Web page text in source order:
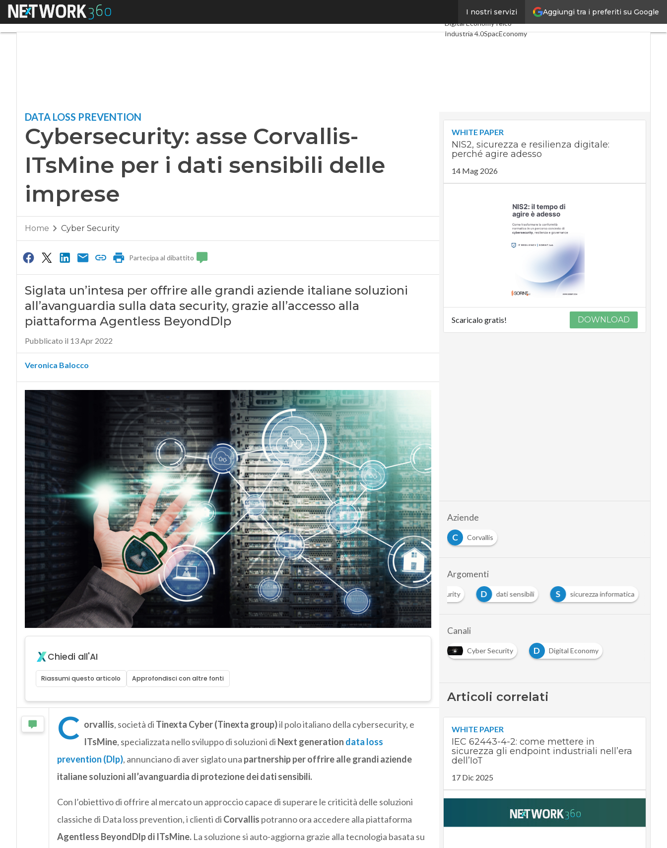
Aggiungi tra i preferiti su Google
I nostri servizi
Menu
Ultimi articoli
Digital EconomyTelco
Industria 4.0SpacEconomy
DATA LOSS PREVENTION
Cybersecurity: asse Corvallis-
ITsMine per i dati sensibili delle
imprese
Home Cyber Security
Partecipa al dibattito
Siglata un’intesa per offrire alle grandi aziende italiane soluzioni
all’avanguardia sulla data security, grazie all’accesso alla
piattaforma Agentless BeyondDlp
Pubblicato il 13 Apr 2022
Veronica Balocco
Chiedi all'AI
Riassumi questo articolo Approfondisci con altre fonti
C orvallis, società di Tinexta Cyber(Tinexta group)il polo italiano della cybersecurity, e
ITsMine, specializzata nello sviluppo di soluzioni di Next generation data loss
prevention (Dlp), annunciano di aver siglato una partnership per offrire alle grandi aziende
italiane soluzioni all’avanguardia di protezione dei dati sensibili.
Con l’obiettivo di offrire al mercato un approccio capace di superare le criticità delle soluzioni
classiche di Data loss prevention, i clienti di Corvallis potranno ora accedere alla piattaforma
Agentless BeyondDlp di ITsMine. La soluzione si auto-aggiorna grazie alla tecnologia basata su
WHITE PAPER
NIS2, sicurezza e resilienza digitale:
perché agire adesso
14 Mag 2026
Scaricalo gratis! DOWNLOAD
Aziende
C
Corvallis
Argomenti
C
cybersecurity D data security D dati sensibili S sicurezza informatica
Canali
Cyber Security D Digital Economy
Articoli correlati
WHITE PAPER
IEC 62443-4-2: come mettere in
sicurezza gli endpoint industriali nell’era
dell’IoT
17 Dic 2025